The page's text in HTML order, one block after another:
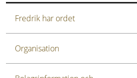
Fredrik har ordet
Organisation